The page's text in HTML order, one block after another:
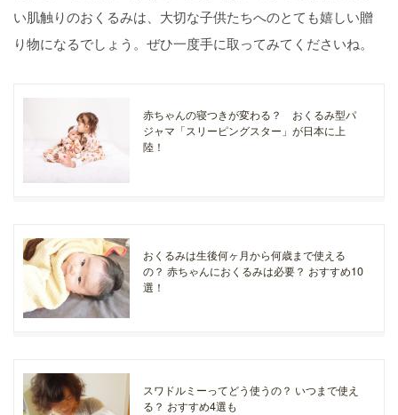
い肌触りのおくるみは、大切な子供たちへのとても嬉しい贈
り物になるでしょう。ぜひ一度手に取ってみてくださいね。
赤ちゃんの寝つきが変わる？ おくるみ型パ
ジャマ「スリーピングスター」が日本に上
陸！
おくるみは生後何ヶ月から何歳まで使える
の？ 赤ちゃんにおくるみは必要？ おすすめ10
選！
スワドルミーってどう使うの？ いつまで使え
る？ おすすめ4選も